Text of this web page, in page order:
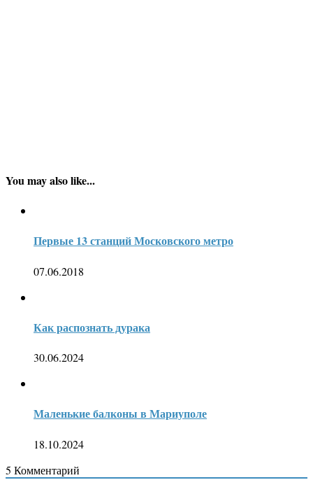
You may also like...
Первые 13 станций Московского метро
07.06.2018
Как распознать дурака
30.06.2024
Маленькие балконы в Мариуполе
18.10.2024
5 Комментарий